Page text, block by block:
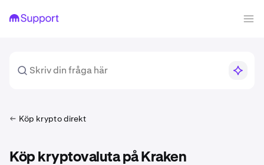
Köp krypto direkt
Köp kryptovaluta på Kraken